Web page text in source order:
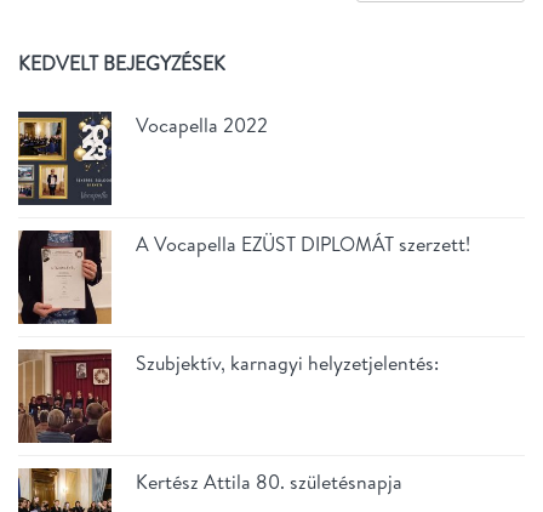
KEDVELT BEJEGYZÉSEK
Vocapella 2022
A Vocapella EZÜST DIPLOMÁT szerzett!
Szubjektív, karnagyi helyzetjelentés:
Kertész Attila 80. születésnapja